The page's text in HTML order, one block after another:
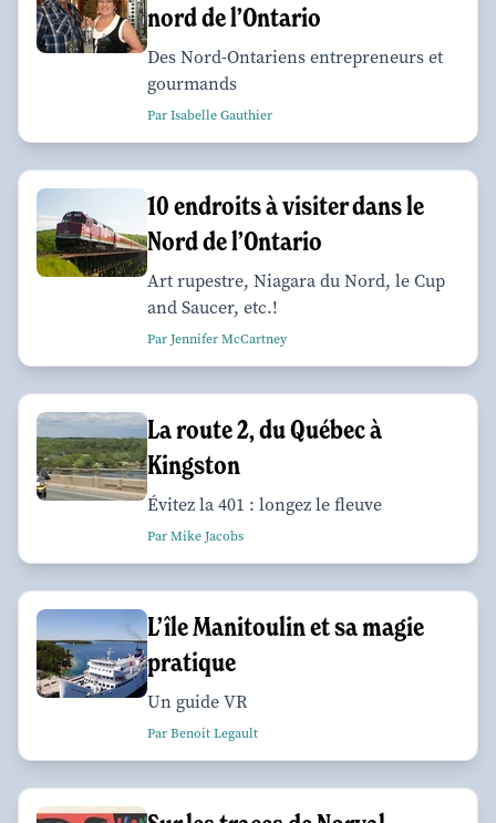
nord de l’Ontario
Des Nord-Ontariens entrepreneurs et
gourmands
Par Isabelle Gauthier
10 endroits à visiter dans le
Nord de l’Ontario
Art rupestre, Niagara du Nord, le Cup
and Saucer, etc.!
Par Jennifer McCartney
La route 2, du Québec à
Kingston
Évitez la 401 : longez le fleuve
Par Mike Jacobs
L’île Manitoulin et sa magie
pratique
Un guide VR
Par Benoit Legault